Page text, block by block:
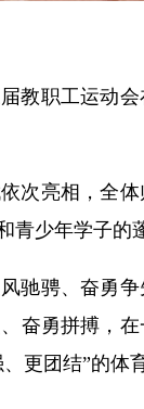
教职工运动
次亮相，全体
少年学子的
驰骋、奋勇
奋勇拼搏，
更团结”的体